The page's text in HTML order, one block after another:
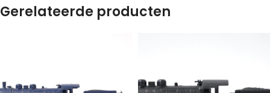
Gerelateerde producten